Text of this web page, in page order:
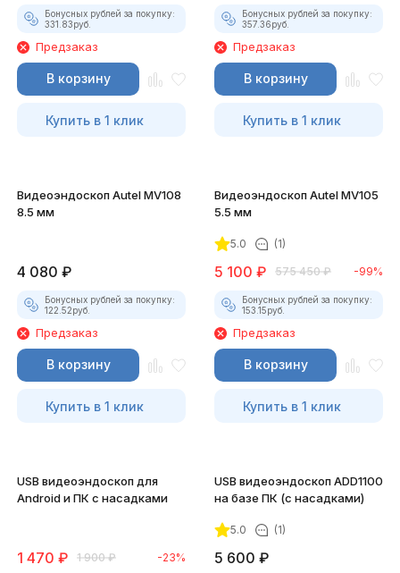
Бонусных рублей за покупку:
331.83руб.
Предзаказ
В корзину
Купить в 1 клик
Бонусных рублей за покупку:
357.36руб.
Предзаказ
В корзину
Купить в 1 клик
Видеоэндоскоп Autel MV108
8.5 мм
4 080 ₽
Бонусных рублей за покупку:
122.52руб.
Предзаказ
В корзину
Купить в 1 клик
Видеоэндоскоп Autel MV105
5.5 мм
5.0 (1)
5 100 ₽ 575 450 ₽ -99%
Бонусных рублей за покупку:
153.15руб.
Предзаказ
В корзину
Купить в 1 клик
USB видеоэндоскоп для
Android и ПК с насадками
1 470 ₽ 1 900 ₽ -23%
USB видеоэндоскоп ADD1100
на базе ПК (с насадками)
5.0 (1)
5 600 ₽